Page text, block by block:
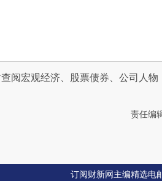
查阅宏观经济、股票债券、公司人物
责任编
订阅财新网主编精选电